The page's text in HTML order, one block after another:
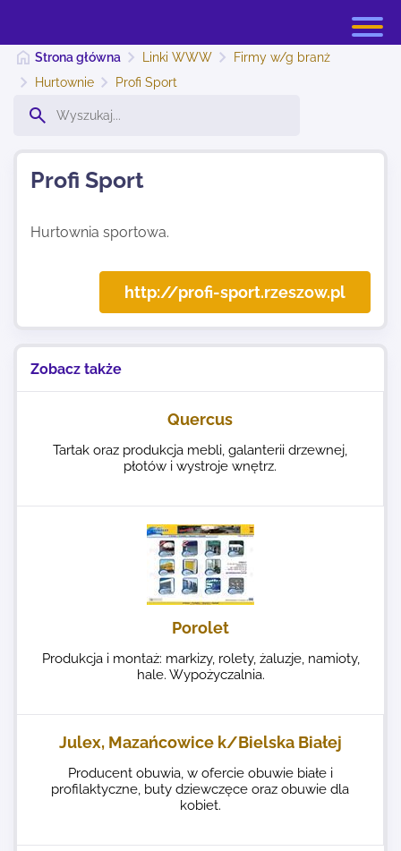
Strona główna Linki WWW
Firmy w/g branż
Hurtownie
Profi Sport
Profi Sport
Hurtownia sportowa.
http://profi-sport.rzeszow.pl
Zobacz także
Quercus
Tartak oraz produkcja mebli, galanterii drzewnej,
płotów i wystroje wnętrz.
Porolet
Produkcja i montaż: markizy, rolety, żaluzje, namioty,
hale. Wypożyczalnia.
Julex, Mazańcowice k/Bielska Białej
Producent obuwia, w ofercie obuwie białe i
profilaktyczne, buty dziewczęce oraz obuwie dla
kobiet.